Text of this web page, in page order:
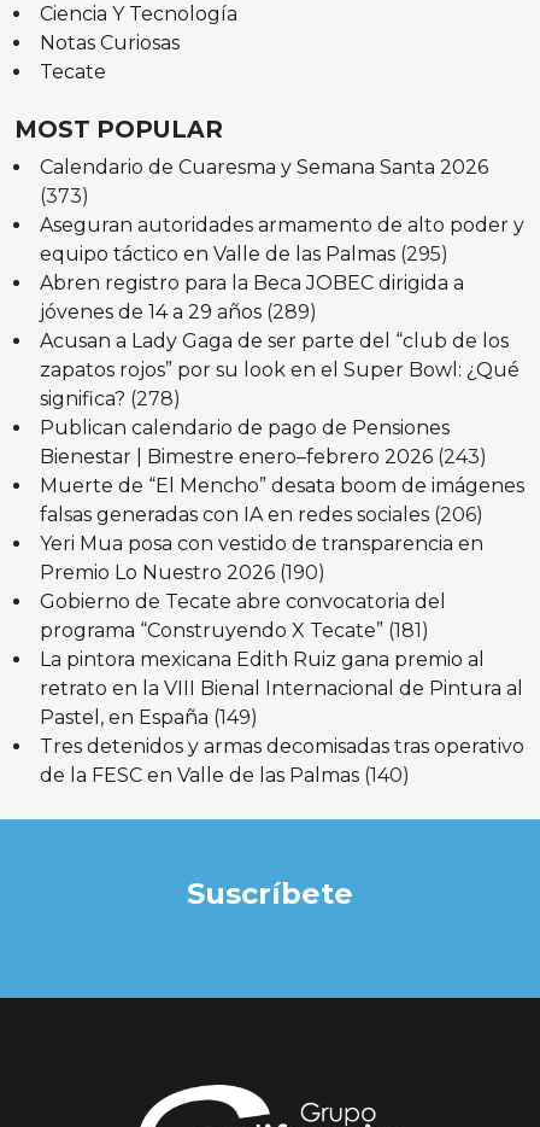
Ciencia Y Tecnología
Notas Curiosas
Tecate
MOST POPULAR
Calendario de Cuaresma y Semana Santa 2026
(373)
Aseguran autoridades armamento de alto poder y
equipo táctico en Valle de las Palmas (295)
Abren registro para la Beca JOBEC dirigida a
jóvenes de 14 a 29 años (289)
Acusan a Lady Gaga de ser parte del “club de los
zapatos rojos” por su look en el Super Bowl: ¿Qué
significa? (278)
Publican calendario de pago de Pensiones
Bienestar | Bimestre enero–febrero 2026 (243)
Muerte de “El Mencho” desata boom de imágenes
falsas generadas con IA en redes sociales (206)
Yeri Mua posa con vestido de transparencia en
Premio Lo Nuestro 2026 (190)
Gobierno de Tecate abre convocatoria del
programa “Construyendo X Tecate” (181)
La pintora mexicana Edith Ruiz gana premio al
retrato en la VIII Bienal Internacional de Pintura al
Pastel, en España (149)
Tres detenidos y armas decomisadas tras operativo
de la FESC en Valle de las Palmas (140)
Suscríbete